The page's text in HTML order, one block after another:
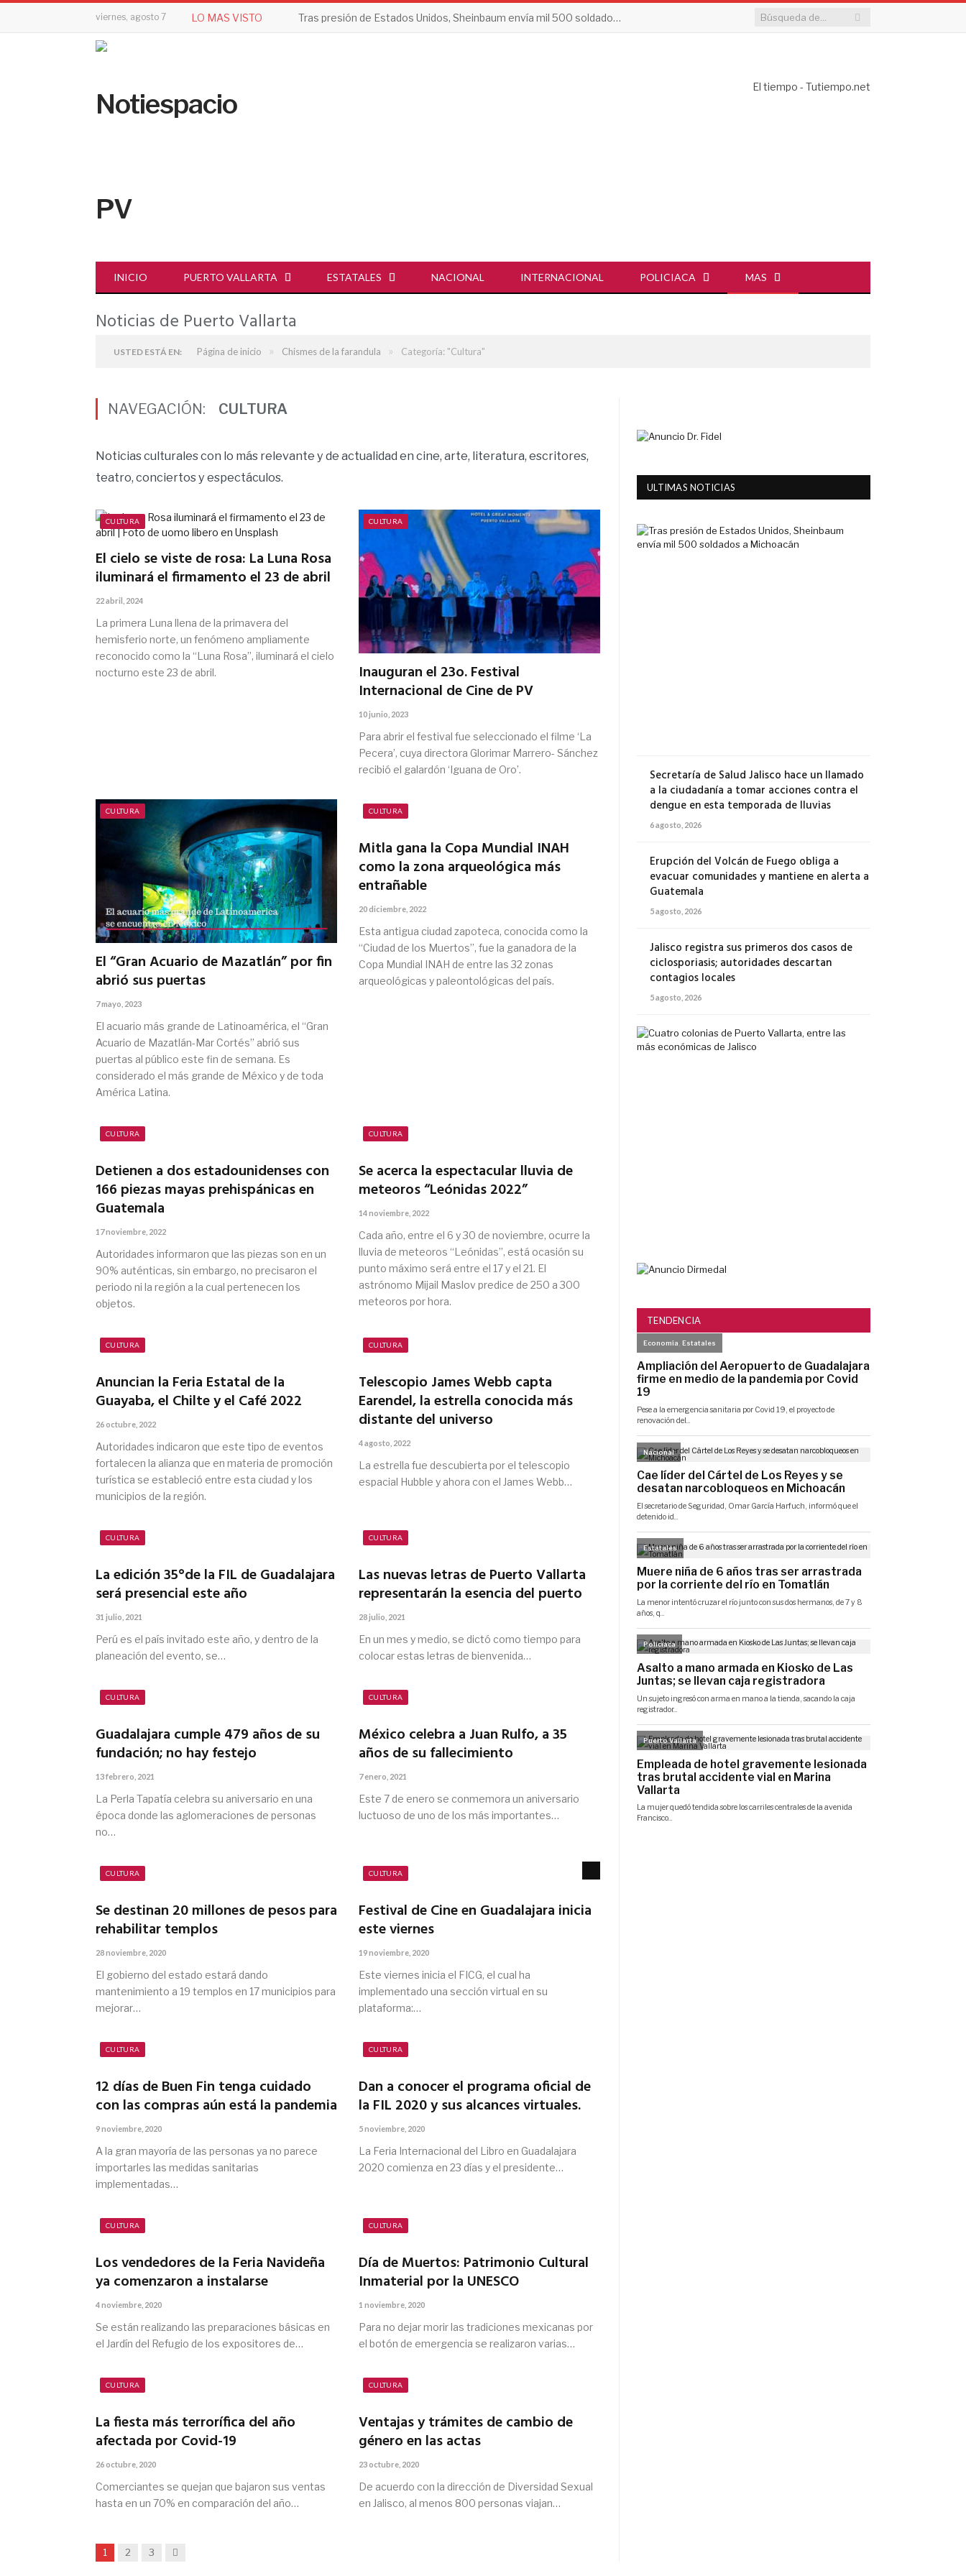
viernes, agosto 7 LO MAS VISTO Tras presión de Estados Unidos, Sheinbaum envía mil 500 soldados a Michoacán
El tiempo - Tutiempo.net
INICIO PUERTO VALLARTA ESTATALES NACIONAL INTERNACIONAL POLICIACA MAS
Noticias de Puerto Vallarta
USTED ESTÁ EN: Página de inicio » Chismes de la farandula » Categoría: "Cultura"
NAVEGACIÓN: CULTURA
Noticias culturales con lo más relevante y de actualidad en cine, arte, literatura, escritores,
teatro, conciertos y espectáculos.
CULTURA
El cielo se viste de rosa: La Luna Rosa
iluminará el firmamento el 23 de abril
22 abril, 2024
La primera Luna llena de la primavera del
hemisferio norte, un fenómeno ampliamente
reconocido como la “Luna Rosa”, iluminará el cielo
nocturno este 23 de abril.
CULTURA
Inauguran el 23o. Festival
Internacional de Cine de PV
10 junio, 2023
Para abrir el festival fue seleccionado el filme ‘La
Pecera’, cuya directora Glorimar Marrero- Sánchez
recibió el galardón ‘Iguana de Oro’.
CULTURA
El “Gran Acuario de Mazatlán” por fin
abrió sus puertas
7 mayo, 2023
El acuario más grande de Latinoamérica, el “Gran
Acuario de Mazatlán-Mar Cortés” abrió sus
puertas al público este fin de semana. Es
considerado el más grande de México y de toda
América Latina.
CULTURA
Mitla gana la Copa Mundial INAH
como la zona arqueológica más
entrañable
20 diciembre, 2022
Esta antigua ciudad zapoteca, conocida como la
“Ciudad de los Muertos”, fue la ganadora de la
Copa Mundial INAH de entre las 32 zonas
arqueológicas y paleontológicas del país.
CULTURA
Detienen a dos estadounidenses con
166 piezas mayas prehispánicas en
Guatemala
17 noviembre, 2022
Autoridades informaron que las piezas son en un
90% auténticas, sin embargo, no precisaron el
periodo ni la región a la cual pertenecen los
objetos.
CULTURA
Se acerca la espectacular lluvia de
meteoros “Leónidas 2022”
14 noviembre, 2022
Cada año, entre el 6 y 30 de noviembre, ocurre la
lluvia de meteoros “Leónidas”, está ocasión su
punto máximo será entre el 17 y el 21. El
astrónomo Mijail Maslov predice de 250 a 300
meteoros por hora.
CULTURA
Anuncian la Feria Estatal de la
Guayaba, el Chilte y el Café 2022
26 octubre, 2022
Autoridades indicaron que este tipo de eventos
fortalecen la alianza que en materia de promoción
turística se estableció entre esta ciudad y los
municipios de la región.
CULTURA
Telescopio James Webb capta
Earendel, la estrella conocida más
distante del universo
4 agosto, 2022
La estrella fue descubierta por el telescopio
espacial Hubble y ahora con el James Webb…
CULTURA
La edición 35°de la FIL de Guadalajara
será presencial este año
31 julio, 2021
Perú es el país invitado este año, y dentro de la
planeación del evento, se…
CULTURA
Las nuevas letras de Puerto Vallarta
representarán la esencia del puerto
28 julio, 2021
En un mes y medio, se dictó como tiempo para
colocar estas letras de bienvenida…
CULTURA
Guadalajara cumple 479 años de su
fundación; no hay festejo
13 febrero, 2021
La Perla Tapatía celebra su aniversario en una
época donde las aglomeraciones de personas
no…
CULTURA
México celebra a Juan Rulfo, a 35
años de su fallecimiento
7 enero, 2021
Este 7 de enero se conmemora un aniversario
luctuoso de uno de los más importantes…
CULTURA
Se destinan 20 millones de pesos para
rehabilitar templos
28 noviembre, 2020
El gobierno del estado estará dando
mantenimiento a 19 templos en 17 municipios para
mejorar…
CULTURA
Festival de Cine en Guadalajara inicia
este viernes
19 noviembre, 2020
Este viernes inicia el FICG, el cual ha
implementado una sección virtual en su
plataforma:…
CULTURA
12 días de Buen Fin tenga cuidado
con las compras aún está la pandemia
9 noviembre, 2020
A la gran mayoría de las personas ya no parece
importarles las medidas sanitarias
implementadas…
CULTURA
Dan a conocer el programa oficial de
la FIL 2020 y sus alcances virtuales.
5 noviembre, 2020
La Feria Internacional del Libro en Guadalajara
2020 comienza en 23 días y el presidente…
CULTURA
Los vendedores de la Feria Navideña
ya comenzaron a instalarse
4 noviembre, 2020
Se están realizando las preparaciones básicas en
el Jardín del Refugio de los expositores de…
CULTURA
Día de Muertos: Patrimonio Cultural
Inmaterial por la UNESCO
1 noviembre, 2020
Para no dejar morir las tradiciones mexicanas por
el botón de emergencia se realizaron varias…
CULTURA
La fiesta más terrorífica del año
afectada por Covid-19
26 octubre, 2020
Comerciantes se quejan que bajaron sus ventas
hasta en un 70% en comparación del año…
CULTURA
Ventajas y trámites de cambio de
género en las actas
23 octubre, 2020
De acuerdo con la dirección de Diversidad Sexual
en Jalisco, al menos 800 personas viajan…
1 2 3 Siguiente
ULTIMAS NOTICIAS
Secretaría de Salud Jalisco hace un llamado
a la ciudadanía a tomar acciones contra el
dengue en esta temporada de lluvias
6 agosto, 2026
Erupción del Volcán de Fuego obliga a
evacuar comunidades y mantiene en alerta a
Guatemala
5 agosto, 2026
Jalisco registra sus primeros dos casos de
ciclosporiasis; autoridades descartan
contagios locales
5 agosto, 2026
TENDENCIA